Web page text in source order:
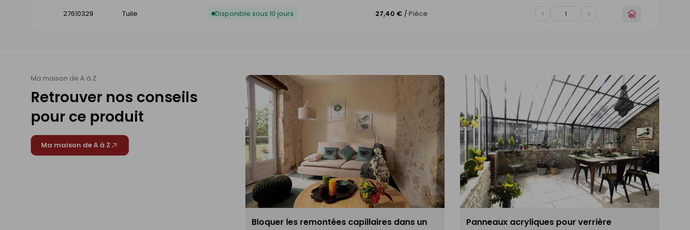
27610329
Tuile Disponible sous 10 jours 27,40 € /Pièce
Diminuer
Augmenter
Choisir
Ma maison de A à Z
Retrouver nos conseils
pour ce produit
Ma maison de A à Z
Bloquer les remontées capillaires dans un
Panneaux acryliques pour verrière